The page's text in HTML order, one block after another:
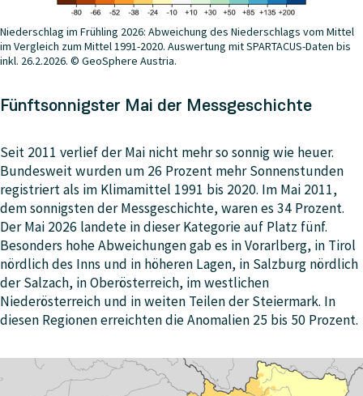
Niederschlag im Frühling 2026: Abweichung des Niederschlags vom Mittel
im Vergleich zum Mittel 1991-2020. Auswertung mit SPARTACUS-Daten bis
inkl. 26.2.2026. © GeoSphere Austria.
Fünftsonnigster Mai der Messgeschichte
Seit 2011 verlief der Mai nicht mehr so sonnig wie heuer.
Bundesweit wurden um 26 Prozent mehr Sonnenstunden
registriert als im Klimamittel 1991 bis 2020. Im Mai 2011,
dem sonnigsten der Messgeschichte, waren es 34 Prozent.
Der Mai 2026 landete in dieser Kategorie auf Platz fünf.
Besonders hohe Abweichungen gab es in Vorarlberg, in Tirol
nördlich des Inns und in höheren Lagen, in Salzburg nördlich
der Salzach, in Oberösterreich, im westlichen
Niederösterreich und in weiten Teilen der Steiermark. In
diesen Regionen erreichten die Anomalien 25 bis 50 Prozent.